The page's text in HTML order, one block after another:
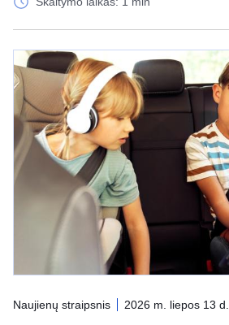
Naujienų straipsnis 2026 m. liepos 13 d.